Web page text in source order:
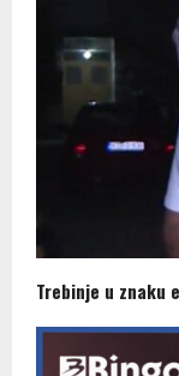
Trebinje u znaku